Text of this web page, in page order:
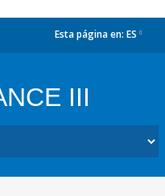
Esta página en: ES
III